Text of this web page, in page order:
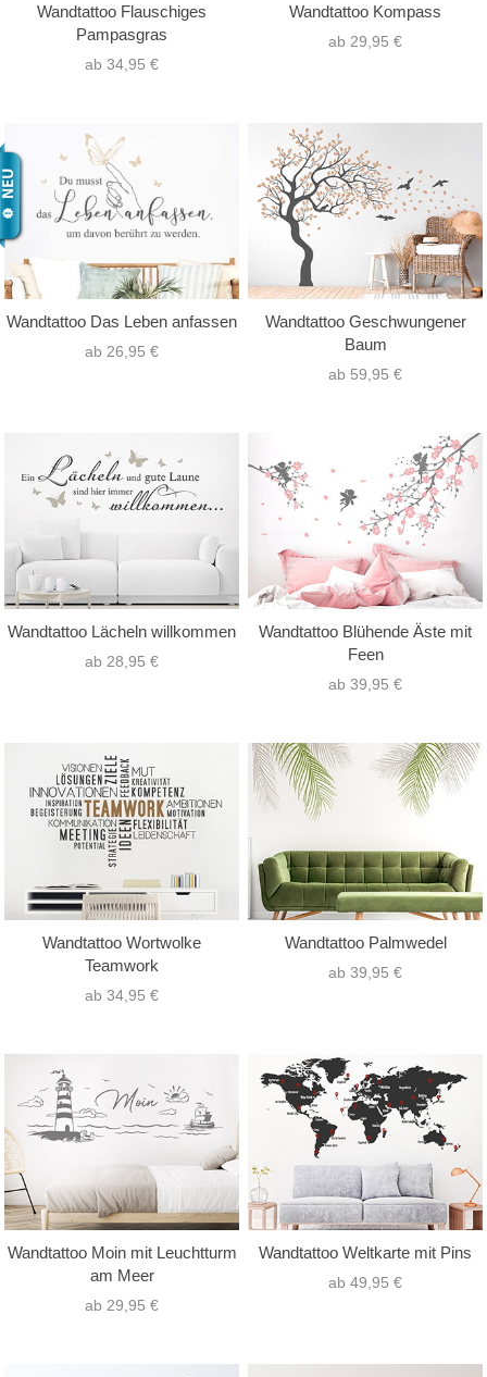
Wandtattoo Flauschiges
Pampasgras
ab 34,95 €
Wandtattoo Kompass
ab 29,95 €
Wandtattoo Das Leben anfassen
ab 26,95 €
Wandtattoo Geschwungener
Baum
ab 59,95 €
Wandtattoo Lächeln willkommen
ab 28,95 €
Wandtattoo Blühende Äste mit
Feen
ab 39,95 €
Wandtattoo Wortwolke
Teamwork
ab 34,95 €
Wandtattoo Palmwedel
ab 39,95 €
Wandtattoo Moin mit Leuchtturm
am Meer
ab 29,95 €
Wandtattoo Weltkarte mit Pins
ab 49,95 €